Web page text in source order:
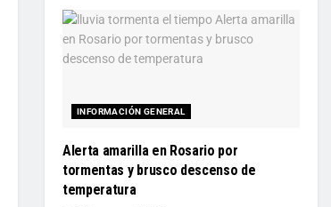
INFORMACIÓN GENERAL
Alerta amarilla en Rosario por
tormentas y brusco descenso de
temperatura